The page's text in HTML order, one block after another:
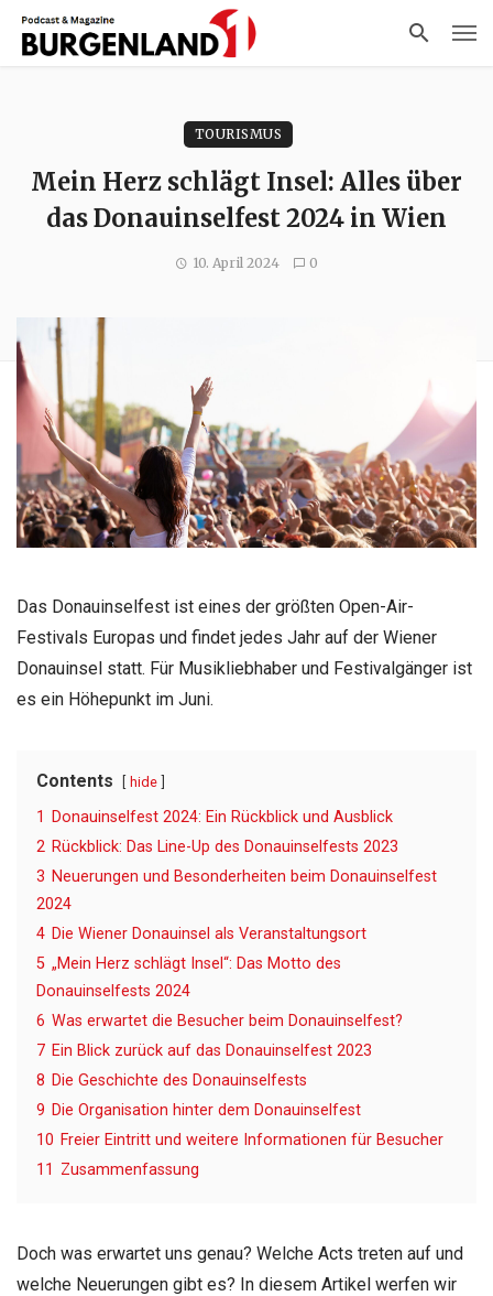
TOURISMUS
Mein Herz schlägt Insel: Alles über
das Donauinselfest 2024 in Wien
10. April 2024 0
Das Donauinselfest ist eines der größten Open-Air-
Festivals Europas und findet jedes Jahr auf der Wiener
Donauinsel statt. Für Musikliebhaber und Festivalgänger ist
es ein Höhepunkt im Juni.
Contents hide
1
Donauinselfest 2024: Ein Rückblick und Ausblick
2 Rückblick: Das Line-Up des Donauinselfests 2023
3 Neuerungen und Besonderheiten beim Donauinselfest
2024
4 Die Wiener Donauinsel als Veranstaltungsort
5 „Mein Herz schlägt Insel“: Das Motto des
Donauinselfests 2024
6 Was erwartet die Besucher beim Donauinselfest?
7 Ein Blick zurück auf das Donauinselfest 2023
8 Die Geschichte des Donauinselfests
9 Die Organisation hinter dem Donauinselfest
10 Freier Eintritt und weitere Informationen für Besucher
11 Zusammenfassung
Doch was erwartet uns genau? Welche Acts treten auf und
welche Neuerungen gibt es? In diesem Artikel werfen wir